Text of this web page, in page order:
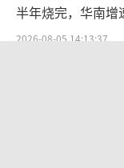
子铺满鲜甜车
带来层次分明
半年烧完，华南增
2026-08-05 14:13:37